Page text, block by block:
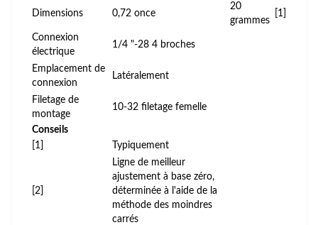
Dimensions 0,72 once
20
grammes
[1]
Connexion
électrique
1/4 "-28 4 broches
Emplacement de
connexion
Latéralement
Filetage de
montage
10-32 filetage femelle
Conseils
[1]
Typiquement
[2]
Ligne de meilleur
ajustement à base zéro,
déterminée à l'aide de la
méthode des moindres
carrés